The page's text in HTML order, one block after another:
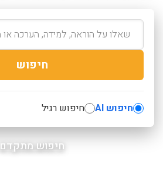
חיפוש
חיפוש AI חיפוש רגיל
חיפוש מתקדם